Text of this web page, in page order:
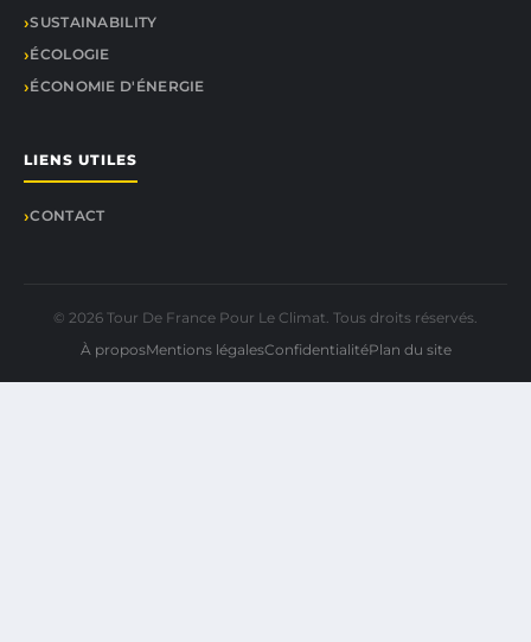
SUSTAINABILITY
ÉCOLOGIE
ÉCONOMIE D'ÉNERGIE
LIENS UTILES
CONTACT
© 2026 Tour De France Pour Le Climat. Tous droits réservés.
À proposMentions légalesConfidentialitéPlan du site